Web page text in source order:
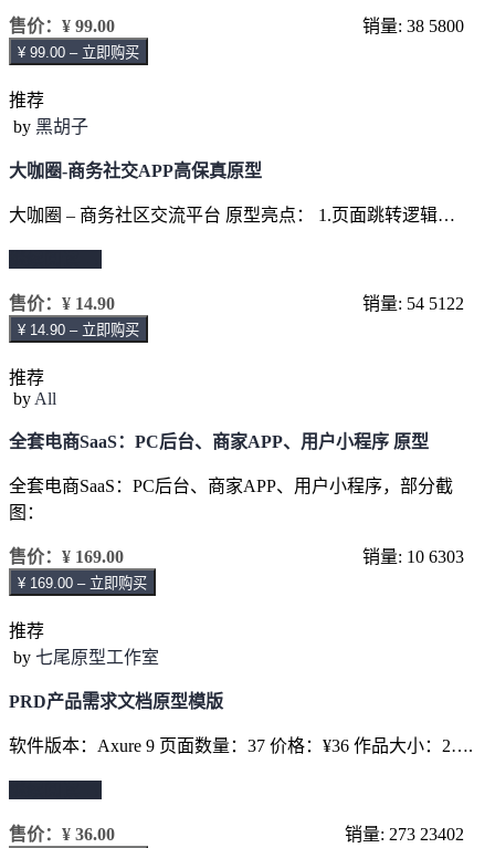
售价： ¥ 99.00 销量: 38 5800
¥ 99.00 – 立即购买
推荐
by 黑胡子
大咖圈-商务社交APP高保真原型
大咖圈 – 商务社区交流平台 原型亮点： 1.页面跳转逻辑…
售价： ¥ 14.90 销量: 54 5122
¥ 14.90 – 立即购买
推荐
by All
全套电商SaaS：PC后台、商家APP、用户小程序 原型
全套电商SaaS：PC后台、商家APP、用户小程序，部分截
图：
售价： ¥ 169.00 销量: 10 6303
¥ 169.00 – 立即购买
推荐
by 七尾原型工作室
PRD产品需求文档原型模版
软件版本：Axure 9 页面数量：37 价格：¥36 作品大小：2….
售价： ¥ 36.00 销量: 273 23402